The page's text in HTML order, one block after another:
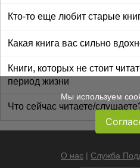
Кто-то еще любит старые
Какая книга вас сильно
Книги, которых не стоит
период жизни
Что сейчас читаете/
О нас | Служба
Мы используем